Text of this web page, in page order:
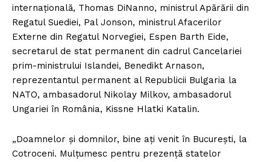
internațională, Thomas DiNanno, ministrul Apărării din
Regatul Suediei, Pal Jonson, ministrul Afacerilor
Externe din Regatul Norvegiei, Espen Barth Eide,
secretarul de stat permanent din cadrul Cancelariei
prim-ministrului Islandei, Benedikt Arnason,
reprezentantul permanent al Republicii Bulgaria la
NATO, ambasadorul Nikolay Milkov, ambasadorul
Ungariei în România, Kissne Hlatki Katalin.
„Doamnelor și domnilor, bine ați venit în București, la
Cotroceni. Mulțumesc pentru prezență statelor